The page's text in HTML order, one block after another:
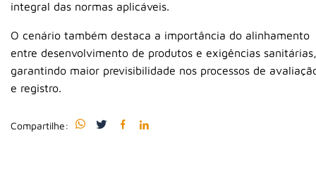
integral das normas aplicáveis.
O cenário também destaca a importância do alinhamento
entre desenvolvimento de produtos e exigências sanitárias,
garantindo maior previsibilidade nos processos de
e registro.
Compartilhe: